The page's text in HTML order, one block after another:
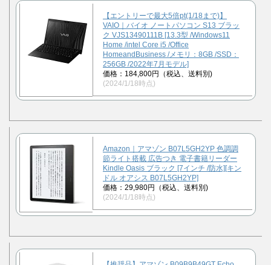
【エントリーで最大5倍pt(1/18まで)】
VAIO｜バイオ ノートパソコン S13 ブラッ
ク VJS13490111B [13.3型 /Windows11
Home /intel Core i5 /Office
HomeandBusiness /メモリ：8GB /SSD：
256GB /2022年7月モデル]
価格：184,800円（税込、送料別)
(2024/1/18時点)
Amazon｜アマゾン B07L5GH2YP 色調調
節ライト搭載 広告つき 電子書籍リーダー
Kindle Oasis ブラック [7インチ /防水][キン
ドル オアシス B07L5GH2YP]
価格：29,980円（税込、送料別)
(2024/1/18時点)